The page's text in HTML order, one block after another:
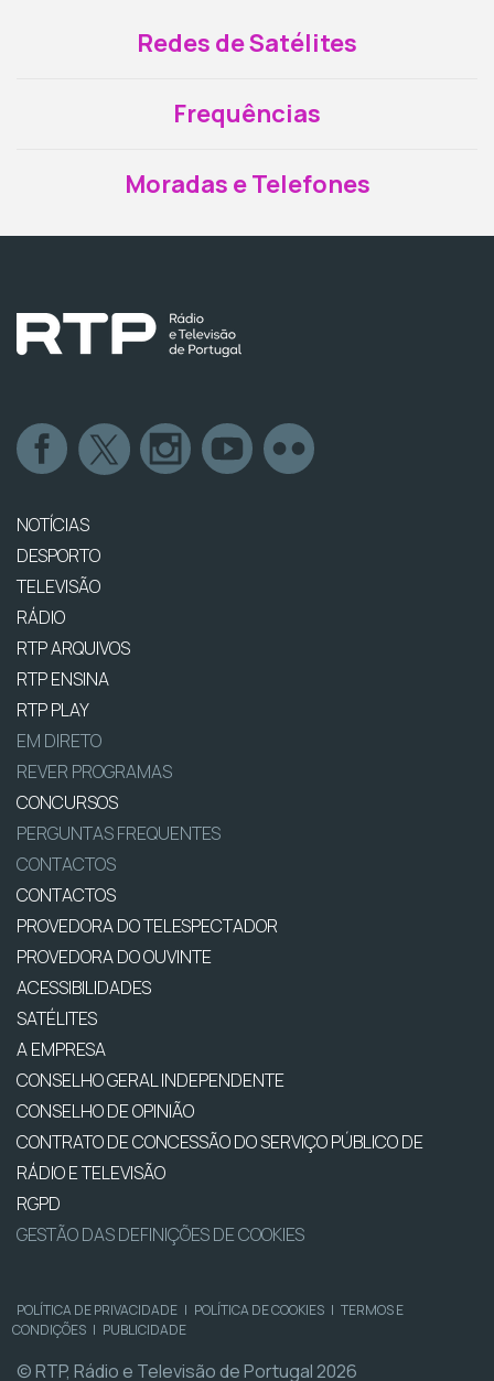
Redes de Satélites
Frequências
Moradas e Telefones
NOTÍCIAS
DESPORTO
TELEVISÃO
RÁDIO
RTP ARQUIVOS
RTP ENSINA
RTP PLAY
EM DIRETO
REVER PROGRAMAS
CONCURSOS
PERGUNTAS FREQUENTES
CONTACTOS
CONTACTOS
PROVEDORA DO TELESPECTADOR
PROVEDORA DO OUVINTE
ACESSIBILIDADES
SATÉLITES
A EMPRESA
CONSELHO GERAL INDEPENDENTE
CONSELHO DE OPINIÃO
CONTRATO DE CONCESSÃO DO SERVIÇO PÚBLICO DE
RÁDIO E TELEVISÃO
RGPD
GESTÃO DAS DEFINIÇÕES DE COOKIES
POLÍTICA DE PRIVACIDADE | POLÍTICA DE COOKIES | TERMOS E
CONDIÇÕES | PUBLICIDADE
© RTP, Rádio e Televisão de Portugal 2026